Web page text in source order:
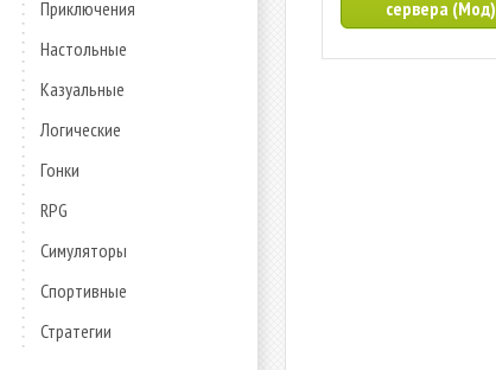
Приключения
Настольные
Казуальные
Логические
Гонки
RPG
Симуляторы
Спортивные
Стратегии
сервера (Мод)